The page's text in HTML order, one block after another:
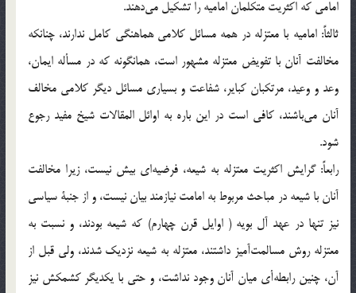
امامي كه اكثريت متكلمان اماميه را تشكيل مي‌دهند.
ثالثاً: اماميه با معتزله در همه مسائل كلامي هماهنگي كامل ندارند، چنانكه
مخالفت آنان با تفويض معتزله مشهور است، همانگونه كه در مسأله ايمان،
وعد و وعيد، مرتكبان كباير، شفاعت و بسياري مسائل ديگر كلامي مخالف
آنان مي‌باشند، كافي است در اين باره به اوائل المقالات شيخ مفيد رجوع
شود.
رابعاً: گرايش اكثريت معتزله به شيعه، فرضيه‌اي بيش نيست، زيرا مخالفت
آنان با شيعه در مباحث مربوط به امامت نيازمند بيان نيست، و از جنبة سياسي
نيز تنها در عهد آل بويه ( اوايل قرن چهارم) كه شيعه بودند، و نسبت به
معتزله روش مسالمت‌آميز داشتند، معتزله به شيعه نزديك شدند، ولي قبل از
آن، چنين رابطه‌أي ميان آنان وجود نداشت، و حتي با يكديگر كشمكش نيز